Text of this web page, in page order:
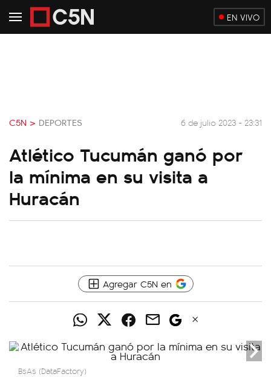
EN VIVO
C5N > DEPORTES 6 de julio 2023 - 23:31
Atlético Tucumán ganó por
la mínima en su visita a
Huracán
Agregar C5N en
BsAs (DataFactory)